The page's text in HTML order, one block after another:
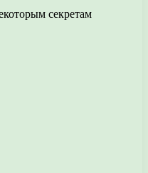
секретам